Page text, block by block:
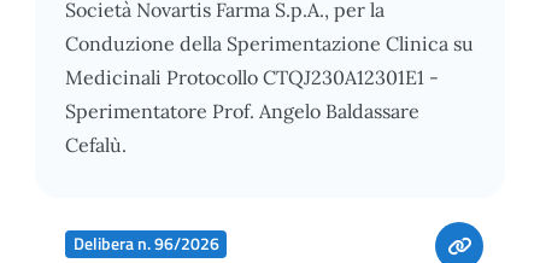
Società Novartis Farma S.p.A., per la
Conduzione della Sperimentazione Clinica su
Medicinali Protocollo CTQJ230A12301E1 -
Sperimentatore Prof. Angelo Baldassare
Cefalù.
Delibera n. 96/2026